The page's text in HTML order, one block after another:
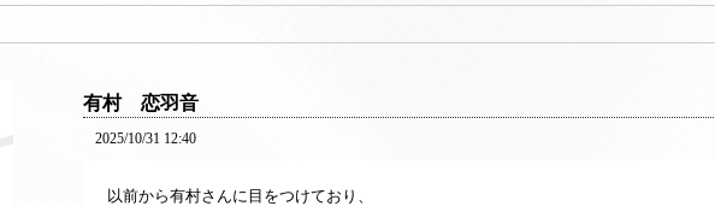
有村 恋羽音
2025/10/31 12:40
以前から有村さんに目をつけており、